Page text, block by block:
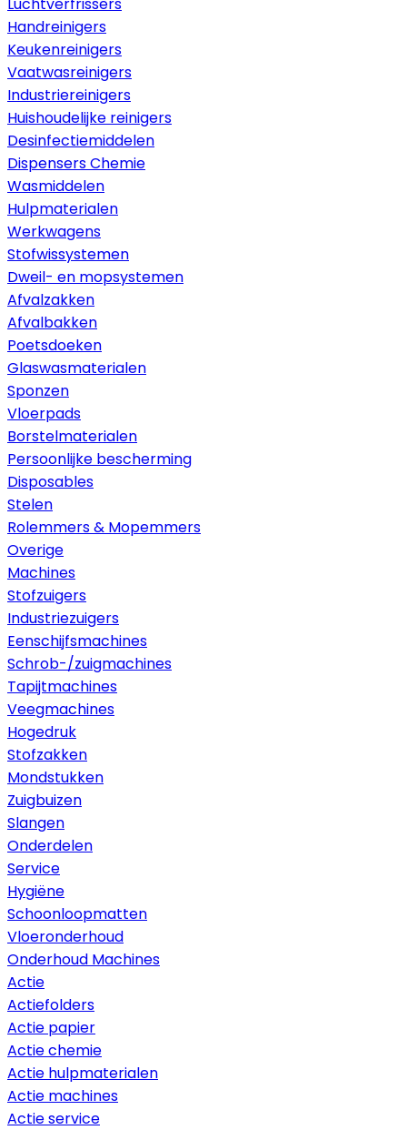
Handreinigers
Keukenreinigers
Vaatwasreinigers
Industriereinigers
Huishoudelijke reinigers
Desinfectiemiddelen
Dispensers Chemie
Wasmiddelen
Hulpmaterialen
Werkwagens
Stofwissystemen
Dweil- en mopsystemen
Afvalzakken
Afvalbakken
Poetsdoeken
Glaswasmaterialen
Sponzen
Vloerpads
Borstelmaterialen
Persoonlijke bescherming
Disposables
Stelen
Rolemmers & Mopemmers
Overige
Machines
Stofzuigers
Industriezuigers
Eenschijfsmachines
Schrob-/zuigmachines
Tapijtmachines
Veegmachines
Hogedruk
Stofzakken
Mondstukken
Zuigbuizen
Slangen
Onderdelen
Service
Hygiëne
Schoonloopmatten
Vloeronderhoud
Onderhoud Machines
Actie
Actiefolders
Actie papier
Actie chemie
Actie hulpmaterialen
Actie machines
Actie service